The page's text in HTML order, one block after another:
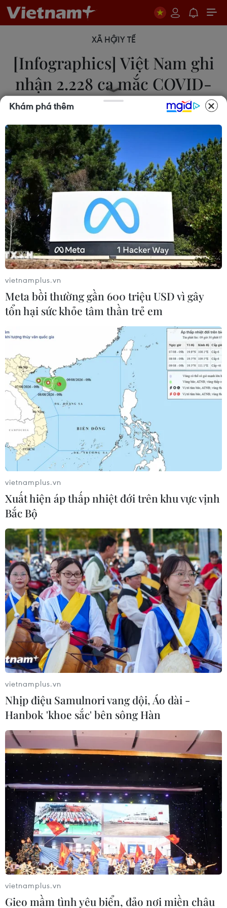
XÃ HỘIY TẾ
[Infographics] Việt Nam ghi
nhận 2.228 ca mắc COVID-
19
14/02/2021 12:27
Tính đến 18h ngày 14/2, Việt Nam đã ghi nhận
2.228 ca mắc COVID-19, trong đó có 1.330 ca mắc
COVID-19 do lây nhiễm trong nước.
(Nhấp chuột để xem kích thước chuẩn)
Theo Ban chỉ đạo Quốc gia phòng chống dịch
COVID-19, tính từ 6h đến 18h ngày 14/2, Việt
Nam ghi nhận 33 ca mắc mới (BN2196-2228),
trong đó có 31 ca tại Hải Dương và 2 ca tại Hà
Nội.
Như vậy, tính đến 18h ngày 14/2, Việt Nam đã
ghi nhận 2.228 ca mắc COVID-19, trong đó có
1.330 ca mắc COVID-19 do lây nhiễm trong
nước. Số lượng ca mắc mới tính từ ngày 27/1
đến nay là 637 ca./.
Khám phá thêm
vietnamplus.vn
Meta bồi thường gần 600 triệu USD vì gây
tổn hại sức khỏe tâm thần trẻ em
vietnamplus.vn
Xuất hiện áp thấp nhiệt đới trên khu vực vịnh
Bắc Bộ
vietnamplus.vn
Nhịp điệu Samulnori vang dội, Áo dài -
Hanbok 'khoe sắc' bên sông Hàn
vietnamplus.vn
Gieo mầm tình yêu biển, đảo nơi miền châu